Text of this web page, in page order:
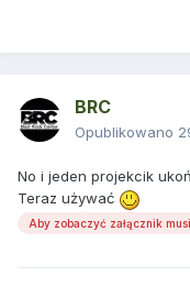
BRC
Opublikowano
No i jeden projekcik
Teraz używać
Aby zobaczyć załącznik